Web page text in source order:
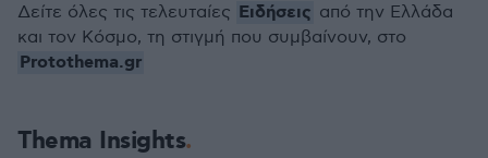
Thema Insights
Δείτε όλες τις τελευταίες Ειδήσεις από την Ελλάδα
και τον Κόσμο, τη στιγμή που συμβαίνουν, στο
Protothema.gr